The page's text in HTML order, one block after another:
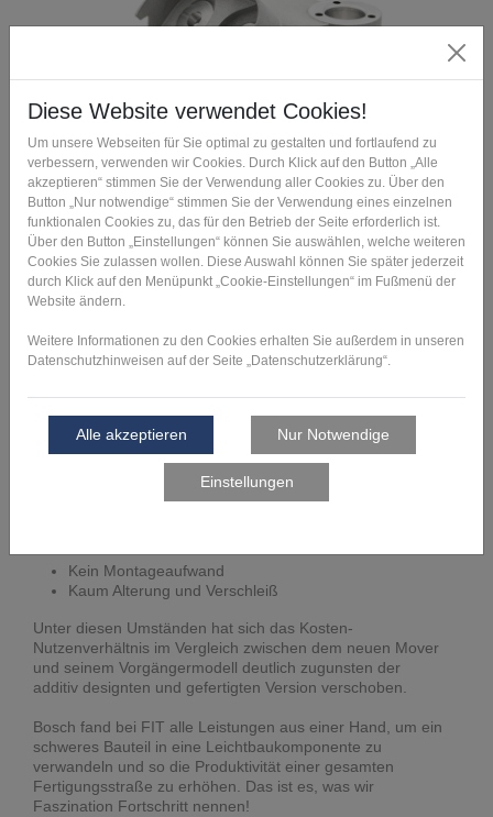
Herausragende Eigenschaften
Durch die Neuentwicklung des Designs und die Additive
folgenden Ergebnissen profitiert:
Erreichen der Zielgeschwindigkeit im Betrieb
Weniger Energieverbrauch durch den Einsatz
kleinerer Elektromotoren
Darüber hinaus wurde die Komplexität des
Werkstückträgers reduziert, denn sie wird nicht mehr aus
Kein Montageaufwand
Kaum Alterung und Verschleiß
Unter diesen Umständen hat sich das Kosten-
Nutzenverhältnis im Vergleich zwischen dem neuen Mover
und seinem Vorgängermodell deutlich zugunsten der
additiv designten und gefertigten Version verschoben.
Bosch fand bei FIT alle Leistungen aus einer Hand, um ein
schweres Bauteil in eine Leichtbaukomponente zu
verwandeln und so die Produktivität einer gesamten
Fertigungsstraße zu erhöhen. Das ist es, was wir
Faszination Fortschritt nennen!